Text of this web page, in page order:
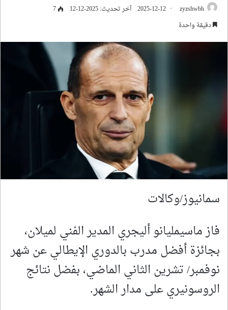
zyzshwbh
2025-12-12 آخر تحديث: 2025-12-12
7
دقيقة واحدة
سمانيوز/وكالات
فاز ماسيمليانو أليجري المدير الفني لميلان،
بجائزة أفضل مدرب بالدوري الإيطالي عن شهر
نوفمبر/ تشرين الثاني الماضي، بفضل نتائج
الروسونيري على مدار الشهر.